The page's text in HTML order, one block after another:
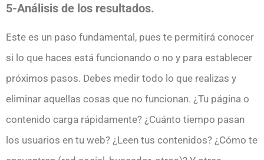
5-Análisis de los resultados.
Este es un paso fundamental, pues te permitirá conocer
si lo que haces está funcionando o no y para establecer
próximos pasos. Debes medir todo lo que realizas y
eliminar aquellas cosas que no funcionan. ¿Tu página o
contenido carga rápidamente? ¿Cuánto tiempo pasan
los usuarios en tu web? ¿Leen tus contenidos? ¿Cómo te